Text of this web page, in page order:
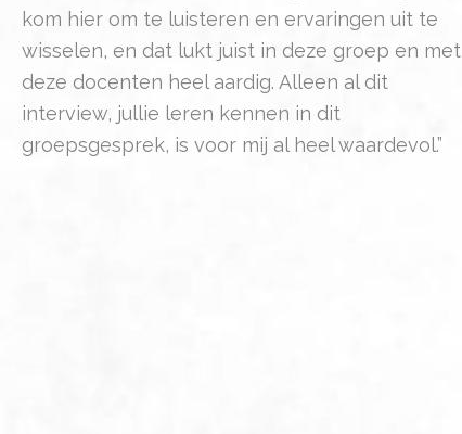
kom hier om te luisteren en ervaringen uit te
wisselen, en dat lukt juist in deze groep en met
deze docenten heel aardig. Alleen al dit
interview, jullie leren kennen in dit
groepsgesprek, is voor mij al heel waardevol.”